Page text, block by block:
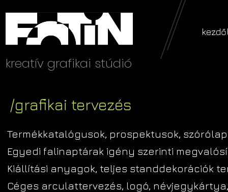
kreatív grafikai stúdió
/grafikai tervezés
Termékkatalógusok, prospektusok,
Egyedi falinaptárak igény szerinti
Kiállítási anyagok, teljes standdekorációk
Céges arculattervezés, logó,